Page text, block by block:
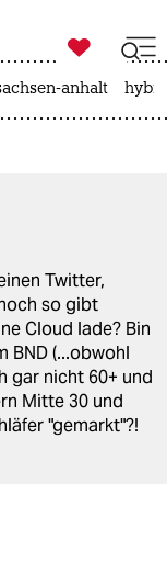

taz zahl ich
anhalt
Twitter,
so gibt
Cloud lade? Bin
BND (...obwohl
gar nicht 60+ und
Mitte 30 und
"gemarkt"?!